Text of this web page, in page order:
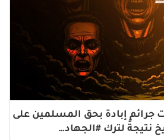
جرائم إبادة بحق المسلمين على
نتيجةً لترك #الجهاد…